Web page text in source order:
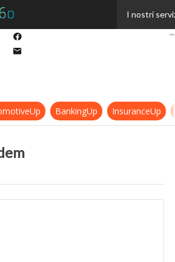
I nostri
BankingUp InsuranceUp